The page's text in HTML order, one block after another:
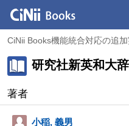
CiNii Books機能統合対応の追
研究社新英和大
著者
小稲, 義男